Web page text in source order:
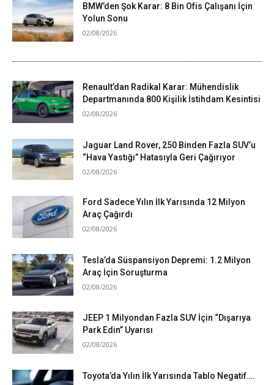
BMW’den Şok Karar: 8 Bin Ofis Çalışanı İçin
Yolun Sonu
02/08/2026
Renault’dan Radikal Karar: Mühendislik
Departmanında 800 Kişilik İstihdam Kesintisi
02/08/2026
Jaguar Land Rover, 250 Binden Fazla SUV’u
“Hava Yastığı” Hatasıyla Geri Çağırıyor
02/08/2026
Ford Sadece Yılın İlk Yarısında 12 Milyon
Araç Çağırdı
02/08/2026
Tesla’da Süspansiyon Depremi: 1.2 Milyon
Araç İçin Soruşturma
02/08/2026
JEEP 1 Milyondan Fazla SUV İçin “Dışarıya
Park Edin” Uyarısı
02/08/2026
Toyota’da Yılın İlk Yarısında Tablo Negatif….